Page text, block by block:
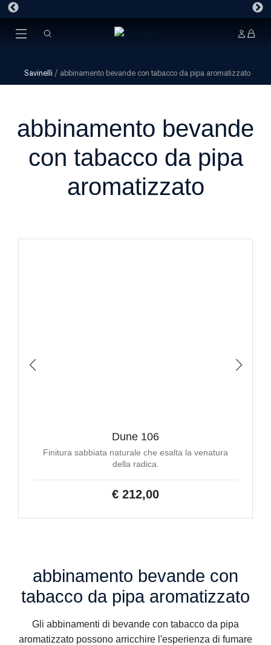
Savinelli / abbinamento bevande con tabacco da pipa aromatizzato
abbinamento bevande
con tabacco da pipa
aromatizzato
Dune 106
Finitura sabbiata naturale che esalta la venatura
della radica.
€ 212,00
abbinamento bevande con
tabacco da pipa aromatizzato
Gli abbinamenti di bevande con tabacco da pipa
aromatizzato possono arricchire l'esperienza di fumare